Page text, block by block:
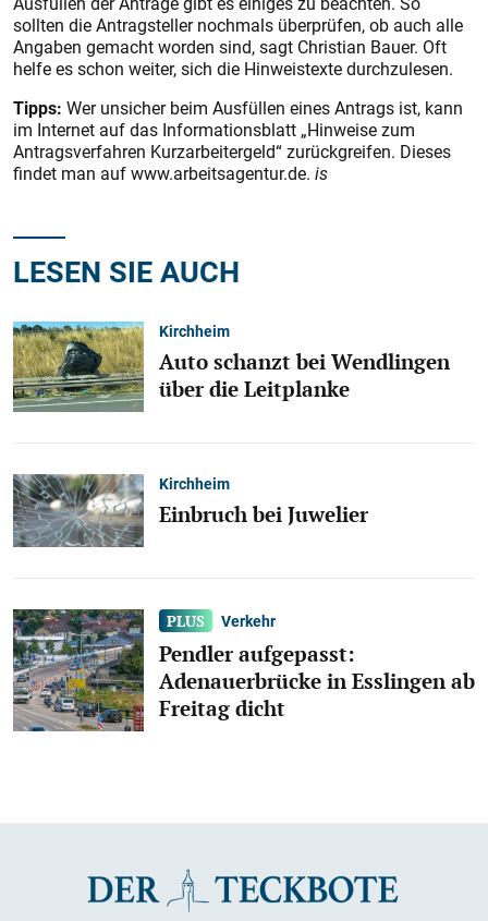
sollten die Antragsteller nochmals überprüfen, ob auch alle
Angaben gemacht worden sind, sagt Christian Bauer. Oft
helfe es schon weiter, sich die Hinweistexte durchzulesen.
Tipps: Wer unsicher beim Ausfüllen eines Antrags ist, kann
im Internet auf das Informationsblatt „Hinweise zum
Antragsverfahren Kurzarbeitergeld“ zurückgreifen. Dieses
findet man auf www.arbeitsagentur.de. is
LESEN SIE AUCH
Kirchheim
Auto schanzt bei Wendlingen
über die Leitplanke
Kirchheim
Einbruch bei Juwelier
Verkehr
Pendler aufgepasst:
Adenauerbrücke in Esslingen ab
Freitag dicht